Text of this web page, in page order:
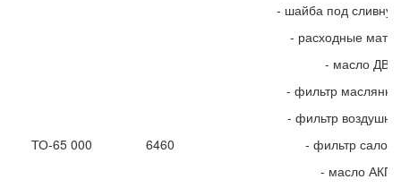
- шайба под
- расходные
ТО-65 000 6460
- масло ДВС
- фильтр
- фильтр
- фильтр
- масло АКПП